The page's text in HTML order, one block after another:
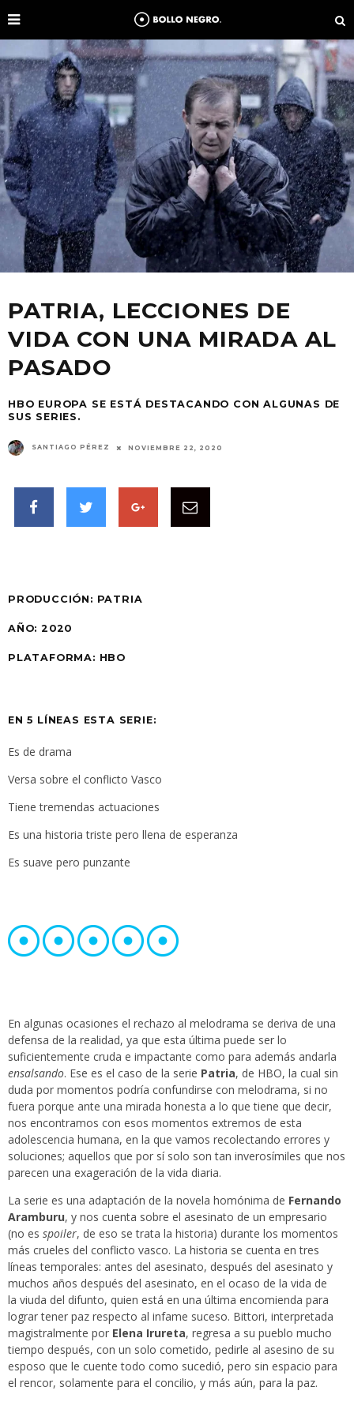
PATRIA, LECCIONES DE
VIDA CON UNA MIRADA AL
PASADO
HBO EUROPA SE ESTÁ DESTACANDO CON ALGUNAS DE
SUS SERIES.
SANTIAGO PÉREZ NOVIEMBRE 22, 2020
PRODUCCIÓN: PATRIA
AÑO: 2020
PLATAFORMA: HBO
EN 5 LÍNEAS ESTA SERIE:
Es de drama
Versa sobre el conflicto Vasco
Tiene tremendas actuaciones
Es una historia triste pero llena de esperanza
Es suave pero punzante
En algunas ocasiones el rechazo al melodrama se deriva de una
defensa de la realidad, ya que esta última puede ser lo
suficientemente cruda e impactante como para además andarla
ensalsando. Ese es el caso de la serie Patria, de HBO, la cual sin
duda por momentos podría confundirse con melodrama, si no
fuera porque ante una mirada honesta a lo que tiene que decir,
nos encontramos con esos momentos extremos de esta
adolescencia humana, en la que vamos recolectando errores y
soluciones; aquellos que por sí solo son tan inverosímiles que nos
parecen una exageración de la vida diaria.
La serie es una adaptación de la novela homónima de Fernando
Aramburu, y nos cuenta sobre el asesinato de un empresario
(no es spoiler, de eso se trata la historia) durante los momentos
más crueles del conflicto vasco. La historia se cuenta en tres
líneas temporales: antes del asesinato, después del asesinato y
muchos años después del asesinato, en el ocaso de la vida de
la viuda del difunto, quien está en una última encomienda para
lograr tener paz respecto al infame suceso. Bittori, interpretada
magistralmente por Elena Irureta, regresa a su pueblo mucho
tiempo después, con un solo cometido, pedirle al asesino de su
esposo que le cuente todo como sucedió, pero sin espacio para
el rencor, solamente para el concilio, y más aún, para la paz.